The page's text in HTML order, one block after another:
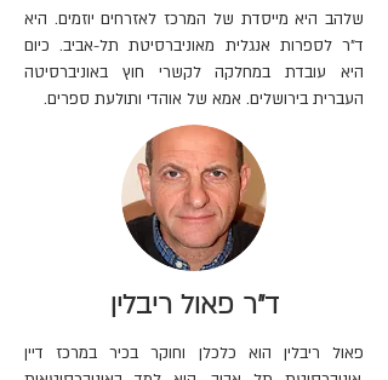
שלהב היא מייסדת של המרכז לאזרחים יוזמים. היא
ד"ר לספרות אנגלית מאוניברסיטת תל-אביב. כיום
היא עובדת במחלקה לקשרי חוץ באוניברסיטה
העברית בירושלים. אמא של אוהדי ותולעת ספרים.
ד"ר פאול ריבלין
פאול ריבלין הוא כלכלן וחוקר בכיר במרכז דיין